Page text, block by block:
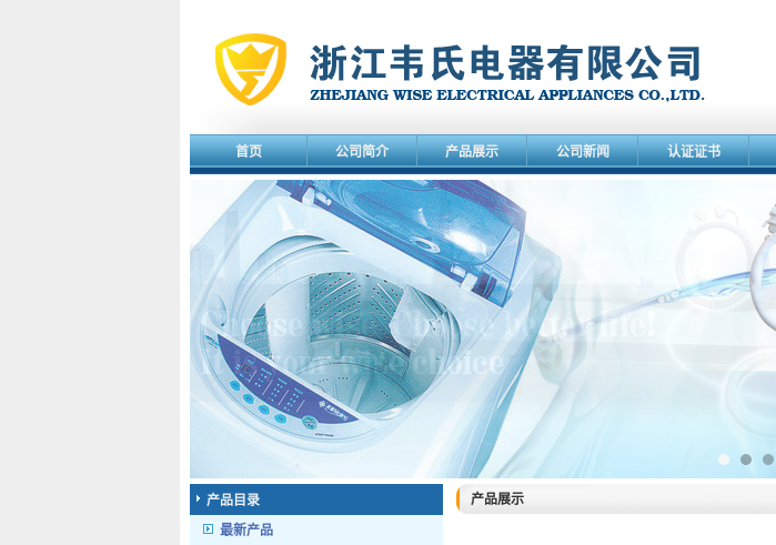
首页 公司简介 产品展示 公司新闻 认证证书
产品目录
最新产品
产品展示